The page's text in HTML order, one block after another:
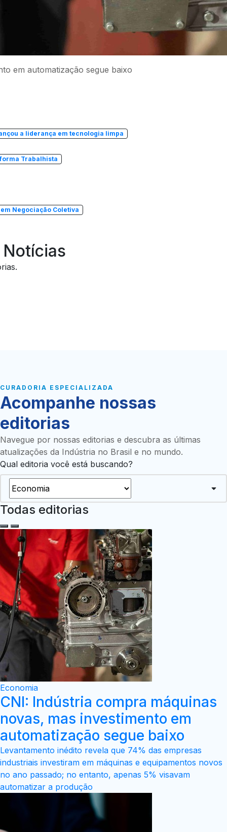
em automatização segue baixo
a liderança em tecnologia limpa
Trabalhista
Negociação Coletiva
CURADORIA ESPECIALIZADA
Acompanhe nossas
editorias
Navegue por nossas editorias e descubra as últimas
atualizações da Indústria no Brasil e no mundo.
Qual editoria você está buscando?
Todas editorias
Economia
CNI: Indústria compra máquinas
novas, mas investimento em
automatização segue baixo
Levantamento inédito revela que 74% das empresas
industriais investiram em máquinas e equipamentos novos
no ano passado; no entanto, apenas 5% visavam
automatizar a produção